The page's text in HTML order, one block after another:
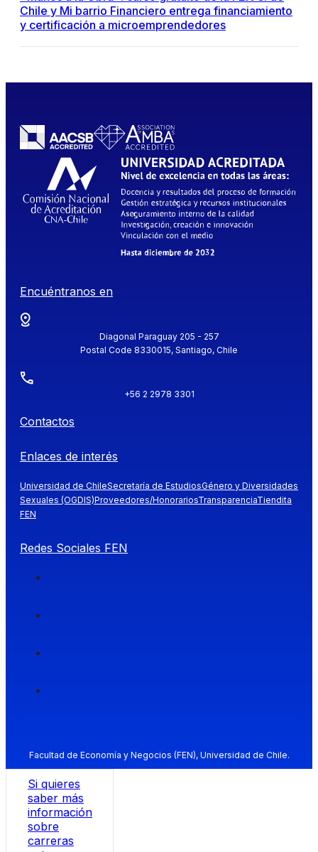
Chile y Mi barrio Financiero entrega financiamiento
y certificación a microemprendedores
Encuéntranos en
Diagonal Paraguay 205 - 257
Postal Code 8330015, Santiago, Chile
+56 2 2978 3301
Contactos
Enlaces de interés
Universidad de ChileSecretaría de EstudiosGénero y Diversidades
Sexuales (OGDIS)Proveedores/HonorariosTransparenciaTiendita
FEN
Redes Sociales FEN
Facultad de Economía y Negocios (FEN), Universidad de Chile.
Si quieres
saber más
información
sobre
carreras